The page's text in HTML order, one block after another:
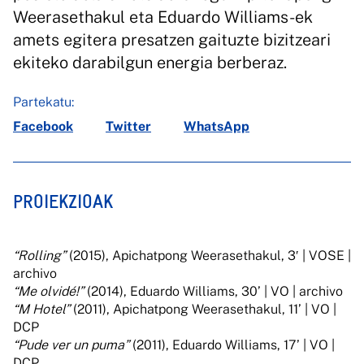
Weerasethakul eta Eduardo Williams-ek
amets egitera presatzen gaituzte bizitzeari
ekiteko darabilgun energia berberaz.
Partekatu:
Facebook
Twitter WhatsApp
PROIEKZIOAK
“Rolling”(2015), Apichatpong Weerasethakul, 3′ | VOSE |
archivo
“Me olvidé!”(2014), Eduardo Williams, 30’ | VO | archivo
“M Hotel”(2011), Apichatpong Weerasethakul, 11’ | VO |
DCP
“Pude ver un puma”(2011), Eduardo Williams, 17’ | VO |